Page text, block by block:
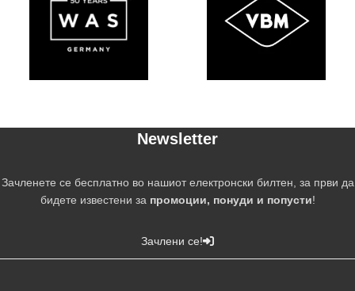
Newsletter
Зачленете се бесплатно во нашиот електронски билтен, за први да
бидете известени за промоции, понуди и попусти!
Зачлени се!